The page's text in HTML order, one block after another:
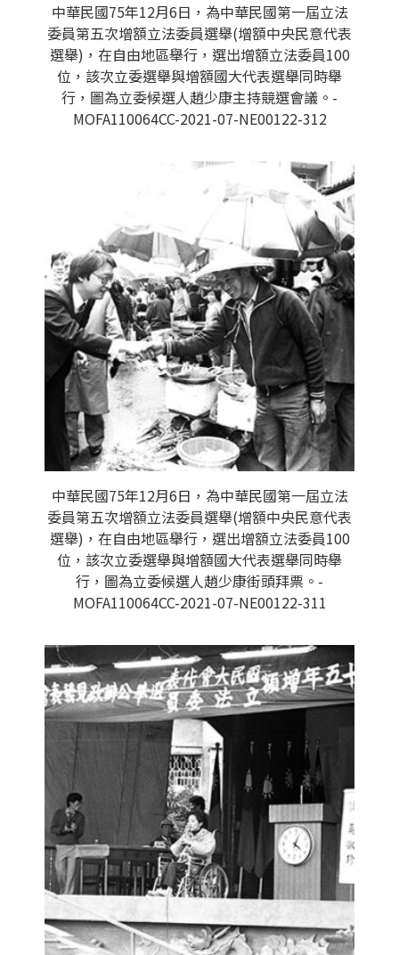
中華民國75年12月6日，為中華民國第一屆立法
委員第五次增額立法委員選舉(增額中央民意代表
選舉)，在自由地區舉行，選出增額立法委員100
位，該次立委選舉與增額國大代表選舉同時舉
行，圖為立委候選人趙少康主持競選會議。-
MOFA110064CC-2021-07-NE00122-312
中華民國75年12月6日，為中華民國第一屆立法
委員第五次增額立法委員選舉(增額中央民意代表
選舉)，在自由地區舉行，選出增額立法委員100
位，該次立委選舉與增額國大代表選舉同時舉
行，圖為立委候選人趙少康街頭拜票。-
MOFA110064CC-2021-07-NE00122-311